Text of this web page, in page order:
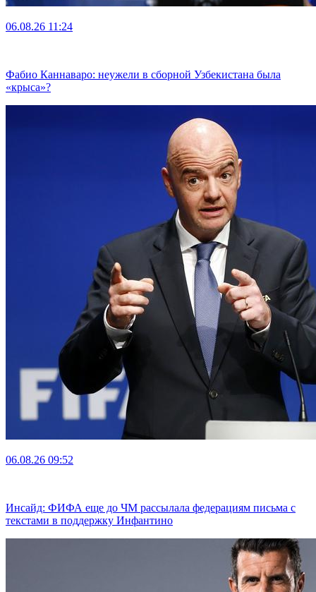
06.08.26 11:24
Фабио Каннаваро: неужели в сборной Узбекистана была
«крыса»?
06.08.26 09:52
Инсайд: ФИФА еще до ЧМ рассылала федерациям письма с
текстами в поддержку Инфантино